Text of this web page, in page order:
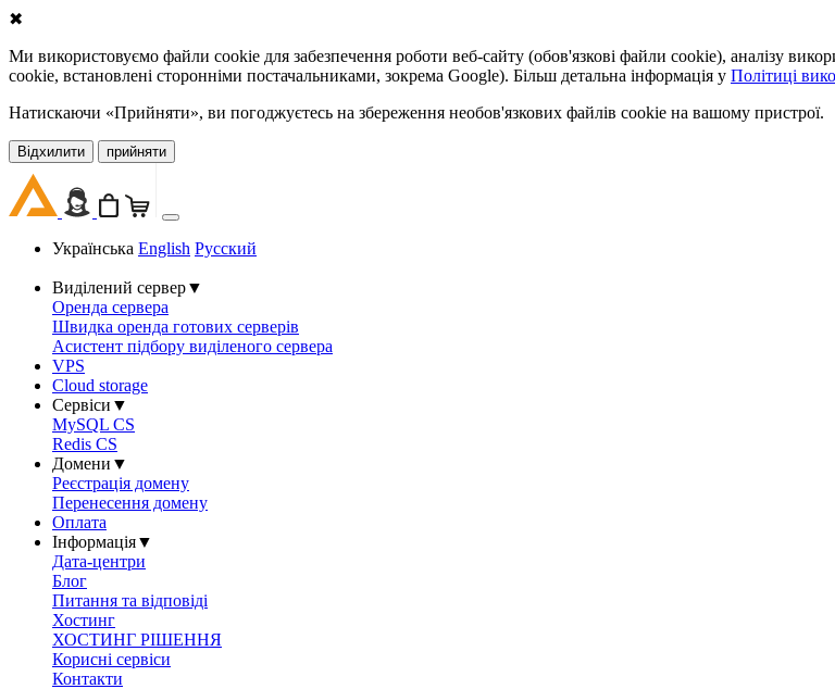
✖
Ми використовуємо файли cookie для забезпечення роботи веб-сайту (обов'язкові файли cookie), аналізу
cookie, встановлені сторонніми постачальниками, зокрема Google). Більш детальна інформація у Політиці
Натискаючи «Прийняти», ви погоджуєтесь на збереження необов'язкових файлів cookie на вашому пристрої.
Відхилити прийняти
Українська English Русский
Виділений сервер▼
Оренда сервера
Швидка оренда готових серверів
Асистент підбору виділеного сервера
VPS
Cloud storage
Сервіси ▼
MySQL CS
Redis CS
Домени ▼
Реєстрація домену
Перенесення домену
Оплата
Інформація▼
Дата-центри
Блог
Питання та відповіді
Хостинг
ХОСТИНГ РІШЕННЯ
Корисні сервіси
Контакти